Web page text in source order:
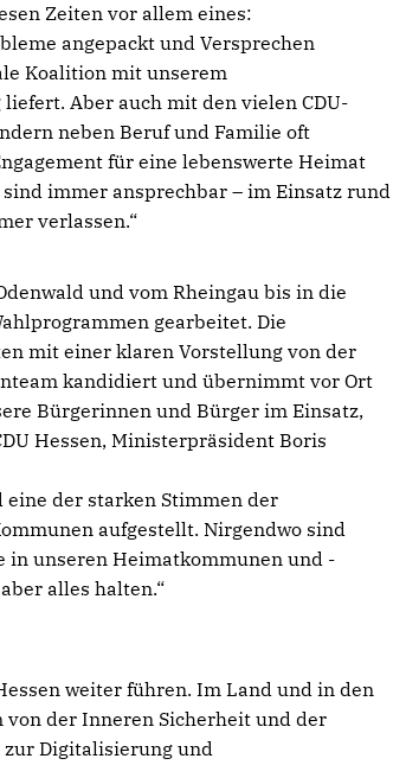
Zeiten vor allem eines:
angepackt und Versprechen
Koalition mit unserem
Aber auch mit den vielen CDU-
neben Beruf und Familie oft
für eine lebenswerte Heimat
immer ansprechbar – im Einsatz rund
verlassen.“
und vom Rheingau bis in die
gearbeitet. Die
mit einer klaren Vorstellung von der
kandidiert und übernimmt vor Ort
Bürgerinnen und Bürger im Einsatz,
Hessen, Ministerpräsident Boris
der starken Stimmen der
aufgestellt. Nirgendwo sind
unseren Heimatkommunen und -
alles halten.“
weiter führen. Im Land und in den
von der Inneren Sicherheit und der
zur Digitalisierung und